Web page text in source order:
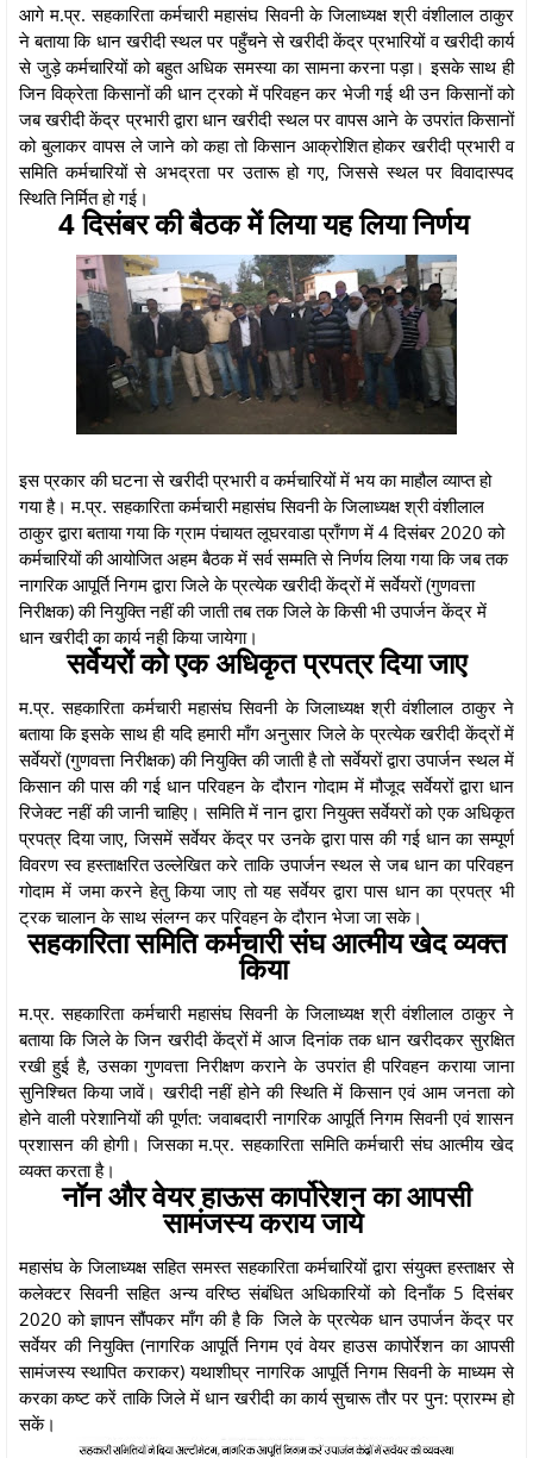
आगे म.प्र. सहकारिता कर्मचारी महासंघ सिवनी के जिलाध्यक्ष श्री वंशीलाल ठाकुर
ने बताया कि धान खरीदी स्थल पर पहुँचने से खरीदी केंद्र प्रभारियों व खरीदी कार्य
से जुड़े कर्मचारियों को बहुत अधिक समस्या का सामना करना पड़ा। इसके साथ ही
जिन विक्रेता किसानों की धान ट्रको में परिवहन कर भेजी गई थी उन किसानों को
जब खरीदी केंद्र प्रभारी द्वारा धान खरीदी स्थल पर वापस आने के उपरांत किसानों
को बुलाकर वापस ले जाने को कहा तो किसान आक्रोशित होकर खरीदी प्रभारी व
समिति कर्मचारियों से अभद्रता पर उतारू हो गए, जिससे स्थल पर विवादास्पद
स्थिति निर्मित हो गई।
4 दिसंबर की बैठक में लिया यह लिया निर्णय
इस प्रकार की घटना से खरीदी प्रभारी व कर्मचारियों में भय का माहौल व्याप्त हो
गया है। म.प्र. सहकारिता कर्मचारी महासंघ सिवनी के जिलाध्यक्ष श्री वंशीलाल
ठाकुर द्वारा बताया गया कि ग्राम पंचायत लूघरवाडा प्राँगण में 4 दिसंबर 2020 को
कर्मचारियों की आयोजित अहम बैठक में सर्व सम्मति से निर्णय लिया गया कि जब तक
नागरिक आपूर्ति निगम द्वारा जिले के प्रत्येक खरीदी केंद्रों में सर्वेयरों (गुणवत्ता
निरीक्षक) की नियुक्ति नहीं की जाती तब तक जिले के किसी भी उपार्जन केंद्र में
धान खरीदी का कार्य नही किया जायेगा।
सर्वेयरों को एक अधिकृत प्रपत्र दिया जाए
म.प्र. सहकारिता कर्मचारी महासंघ सिवनी के जिलाध्यक्ष श्री वंशीलाल ठाकुर ने
बताया कि इसके साथ ही यदि हमारी माँग अनुसार जिले के प्रत्येक खरीदी केंद्रों में
सर्वेयरों (गुणवत्ता निरीक्षक) की नियुक्ति की जाती है तो सर्वेयरों द्वारा उपार्जन स्थल में
किसान की पास की गई धान परिवहन के दौरान गोदाम में मौजूद सर्वेयरों द्वारा धान
रिजेक्ट नहीं की जानी चाहिए। समिति में नान द्वारा नियुक्त सर्वेयरों को एक अधिकृत
प्रपत्र दिया जाए, जिसमें सर्वेयर केंद्र पर उनके द्वारा पास की गई धान का सम्पूर्ण
विवरण स्व हस्ताक्षरित उल्लेखित करे ताकि उपार्जन स्थल से जब धान का परिवहन
गोदाम में जमा करने हेतु किया जाए तो यह सर्वेयर द्वारा पास धान का प्रपत्र भी
ट्रक चालान के साथ संलग्न कर परिवहन के दौरान भेजा जा सके।
सहकारिता समिति कर्मचारी संघ आत्मीय खेद व्यक्त
किया
म.प्र. सहकारिता कर्मचारी महासंघ सिवनी के जिलाध्यक्ष श्री वंशीलाल ठाकुर ने
बताया कि जिले के जिन खरीदी केंद्रों में आज दिनांक तक धान खरीदकर सुरक्षित
रखी हुई है, उसका गुणवत्ता निरीक्षण कराने के उपरांत ही परिवहन कराया जाना
सुनिश्चित किया जावें। खरीदी नहीं होने की स्थिति में किसान एवं आम जनता को
होने वाली परेशानियों की पूर्णत: जवाबदारी नागरिक आपूर्ति निगम सिवनी एवं शासन
प्रशासन की होगी। जिसका म.प्र. सहकारिता समिति कर्मचारी संघ आत्मीय खेद
व्यक्त करता है।
नॉन और वेयर हाऊस कार्पोरेशन का आपसी
सामंजस्य कराय जाये
महासंघ के जिलाध्यक्ष सहित समस्त सहकारिता कर्मचारियों द्वारा संयुक्त हस्ताक्षर से
कलेक्टर सिवनी सहित अन्य वरिष्ठ संबंधित अधिकारियों को दिनाँक 5 दिसंबर
2020 को ज्ञापन सौंपकर माँग की है कि जिले के प्रत्येक धान उपार्जन केंद्र पर
सर्वेयर की नियुक्ति (नागरिक आपूर्ति निगम एवं वेयर हाउस कापोर्रेशन का आपसी
सामंजस्य स्थापित कराकर) यथाशीघ्र नागरिक आपूर्ति निगम सिवनी के माध्यम से
करका कष्ट करें ताकि जिले में धान खरीदी का कार्य सुचारू तौर पर पुन: प्रारम्भ हो
सकें।